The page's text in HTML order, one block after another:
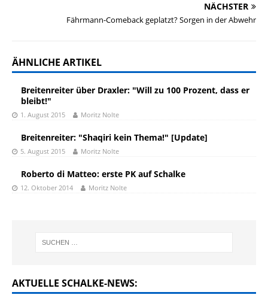
NÄCHSTER
Fährmann-Comeback geplatzt? Sorgen in der Abwehr
ÄHNLICHE ARTIKEL
Breitenreiter über Draxler: "Will zu 100 Prozent, dass er
bleibt!"
1. August 2015 Moritz Nolte
Breitenreiter: "Shaqiri kein Thema!" [Update]
5. August 2015 Moritz Nolte
Roberto di Matteo: erste PK auf Schalke
12. Oktober 2014 Moritz Nolte
AKTUELLE SCHALKE-NEWS: